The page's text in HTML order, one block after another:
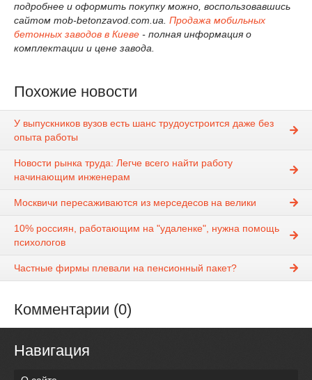
подробнее и оформить покупку можно, воспользовавшись
сайтом mob-betonzavod.com.ua. Продажа мобильных
бетонных заводов в Киеве - полная информация о
комплектации и цене завода.
Похожие новости
У выпускников вузов есть шанс трудоустроится даже без
опыта работы
Новости рынка труда: Легче всего найти работу
начинающим инженерам
Москвичи пересаживаются из мерседесов на велики
10% россиян, работающим на "удаленке", нужна помощь
психологов
Частные фирмы плевали на пенсионный пакет?
Комментарии (0)
Навигация